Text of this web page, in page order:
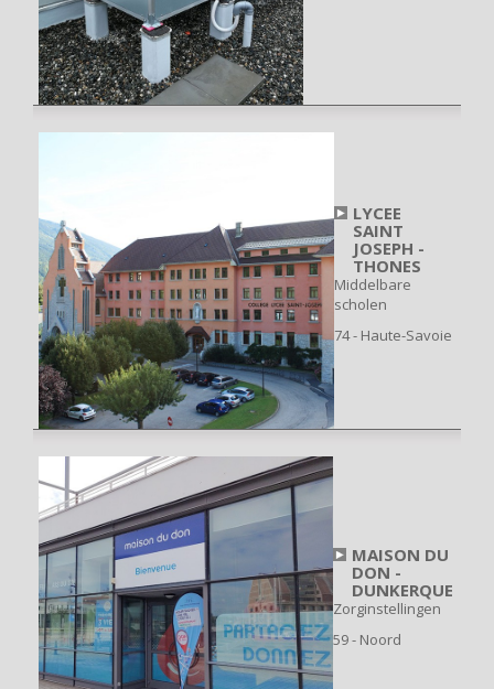
LYCEE
SAINT
JOSEPH -
THONES
Middelbare
scholen
74 - Haute-Savoie
MAISON DU
DON -
DUNKERQUE
Zorginstellingen
59 - Noord